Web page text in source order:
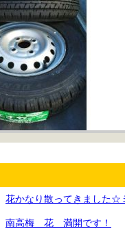
花かなり散ってきました☆
南高梅 花 満開です！